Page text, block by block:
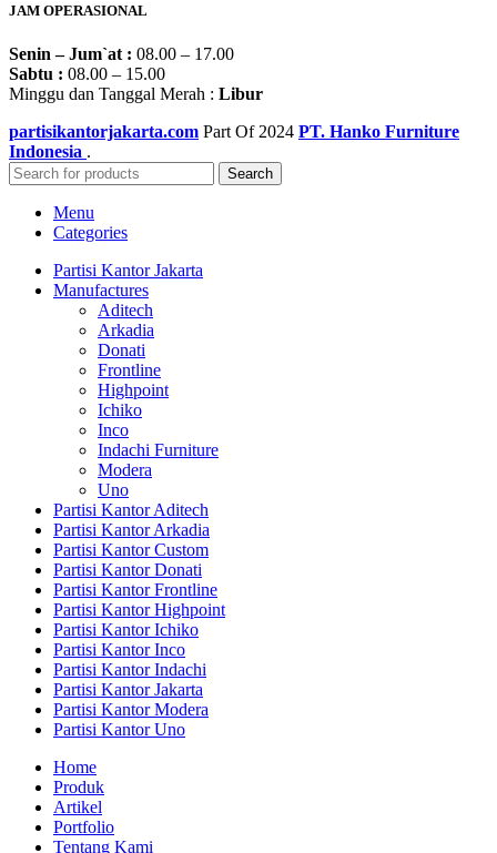
JAM OPERASIONAL
Senin – Jum`at : 08.00 – 17.00
Sabtu : 08.00 – 15.00
Minggu dan Tanggal Merah : Libur
partisikantorjakarta.com Part Of 2024 PT. Hanko Furniture
Indonesia .
Search
Menu
Categories
Partisi Kantor Jakarta
Manufactures
Aditech
Arkadia
Donati
Frontline
Highpoint
Ichiko
Inco
Indachi Furniture
Modera
Uno
Partisi Kantor Aditech
Partisi Kantor Arkadia
Partisi Kantor Custom
Partisi Kantor Donati
Partisi Kantor Frontline
Partisi Kantor Highpoint
Partisi Kantor Ichiko
Partisi Kantor Inco
Partisi Kantor Indachi
Partisi Kantor Jakarta
Partisi Kantor Modera
Partisi Kantor Uno
Home
Produk
Artikel
Portfolio
Tentang Kami